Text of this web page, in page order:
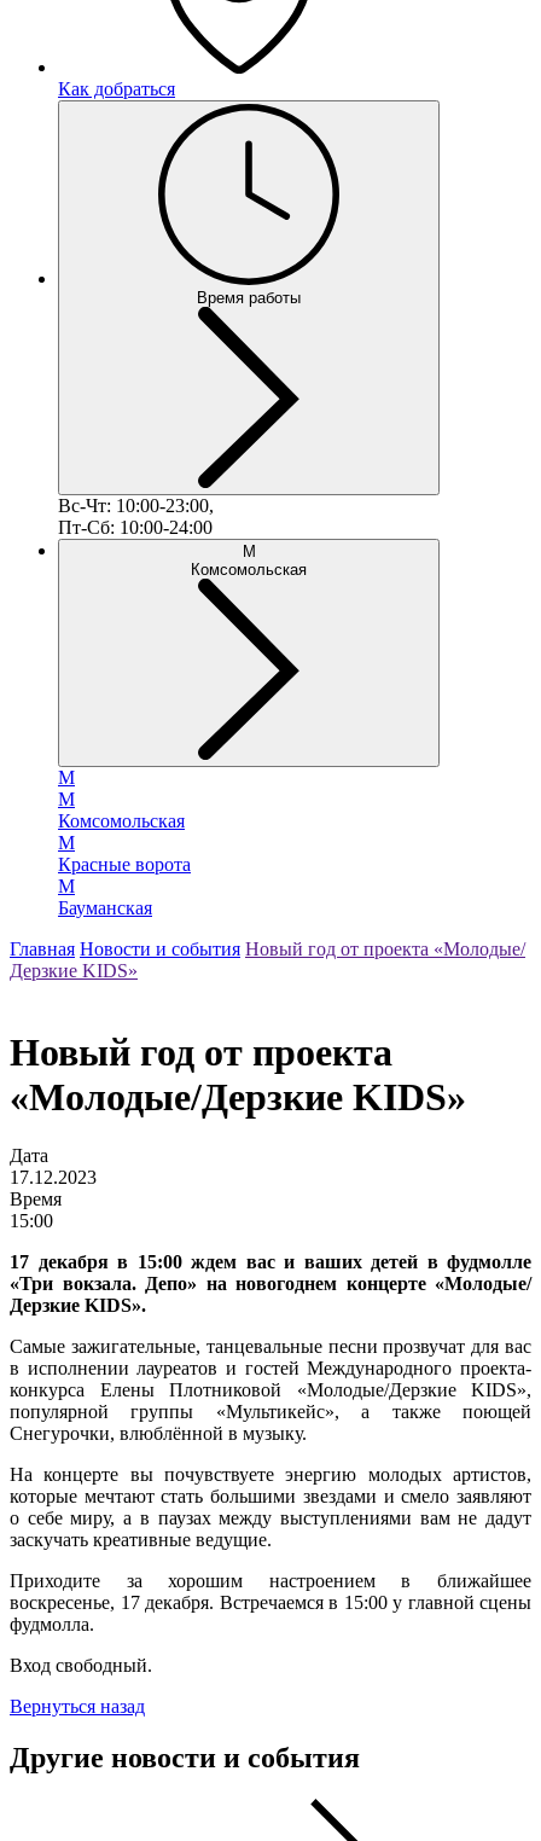
Как добраться
Время работы
Вс-Чт: 10:00-23:00,
Пт-Сб: 10:00-24:00
М
Комсомольская
М
М
Комсомольская
М
Красные ворота
М
Бауманская
Главная Новости и события Новый год от проекта «Молодые/
Дерзкие KIDS»
Новый год от проекта
«Молодые/Дерзкие KIDS»
Дата
17.12.2023
Время
15:00
17 декабря в 15:00 ждем вас и ваших детей в фудмолле
«Три вокзала. Депо» на новогоднем концерте «Молодые/
Дерзкие KIDS».
Самые зажигательные, танцевальные песни прозвучат для вас
в исполнении лауреатов и гостей Международного проекта-
конкурса Елены Плотниковой «Молодые/Дерзкие KIDS»,
популярной группы «Мультикейс», а также поющей
Снегурочки, влюблённой в музыку.
На концерте вы почувствуете энергию молодых артистов,
которые мечтают стать большими звездами и смело заявляют
о себе миру, а в паузах между выступлениями вам не дадут
заскучать креативные ведущие.
Приходите за хорошим настроением в ближайшее
воскресенье, 17 декабря. Встречаемся в 15:00 у главной сцены
фудмолла.
Вход свободный.
Вернуться назад
Другие новости и события